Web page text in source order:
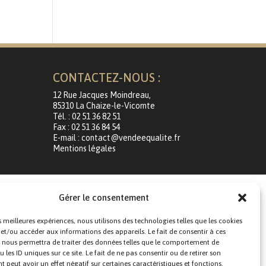
Gérer le consentement
meilleures expériences, nous utilisons des technologies telles que les cookies
ou accéder aux informations des appareils. Le fait de consentir à ces
permettra de traiter des données telles que le comportement de
les ID uniques sur ce site. Le fait de ne pas consentir ou de retirer son
peut avoir un effet négatif sur certaines caractéristiques et fonctions.
CONTACTEZ-NOUS :
12 Rue Jacques Moindreau,
85310 La Chaize-le-Vicomte
Tél. : 02 51 36 82 51
Fax : 02 51 36 84 54
E-mail : contact@vendeequalite.fr
Mentions légales